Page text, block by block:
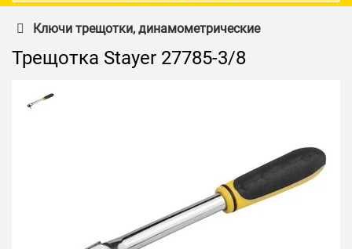
Ключи трещотки, динамометрические
Трещотка Stayer 27785-3/8